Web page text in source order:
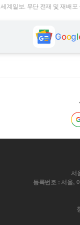
계일보. 무단 전재 및 재배포
Googl
서
등록번호 : 서울,